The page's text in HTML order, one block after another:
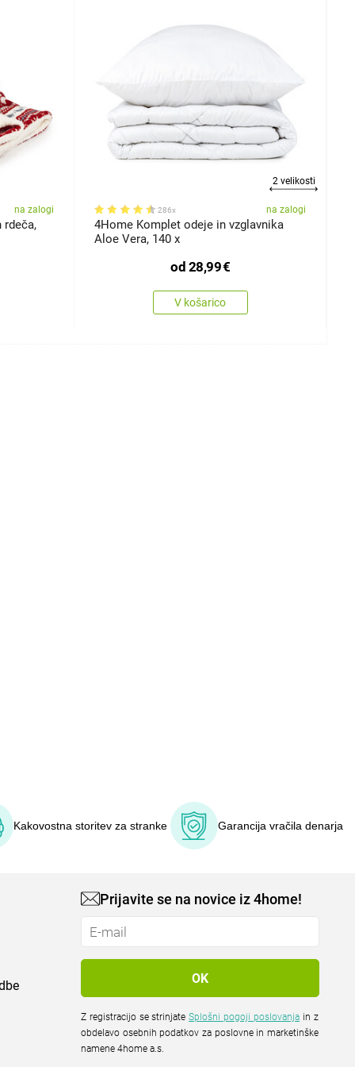
na zalogi
rdeča,
2 velikosti
286x na zalogi
4Home Komplet odeje in vzglavnika
Aloe Vera, 140 x
od 28,99€
V košarico
Kakovostna storitev za stranke Garancija vračila denarja
Prijavite se na novice iz 4home!
Z registracijo se strinjateSplošni pogoji poslovanja
obdelavo osebnih podatkov za poslovne in marketinške
namene 4home a.s.